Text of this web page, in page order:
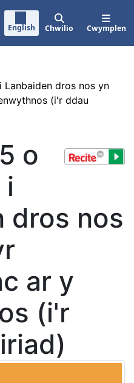
English Chwilio Cwymplen
dros nos yn
(i'r ddau
o
i
dros nos
ar y
(i'r